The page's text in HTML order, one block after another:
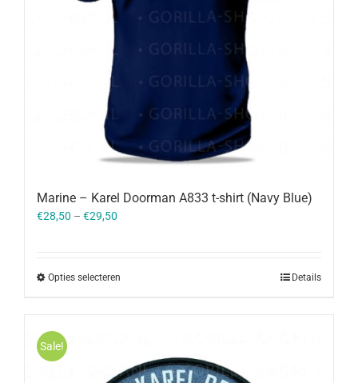
Marine – Karel Doorman A833 t-shirt (Navy Blue)
€28,50 – €29,50
Opties selecteren Details
Sale!